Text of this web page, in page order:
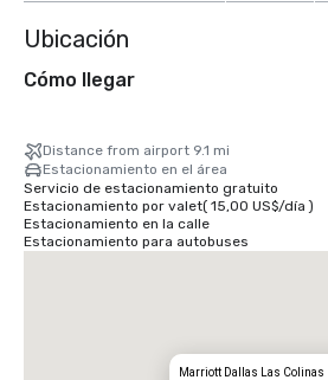
Ubicación
Cómo llegar
Distance from airport 9.1 mi
Estacionamiento en el área
Servicio de estacionamiento gratuito
Estacionamiento por valet( 15,00 US$/día )
Estacionamiento en la calle
Estacionamiento para autobuses
Marriott Dallas Las Colinas